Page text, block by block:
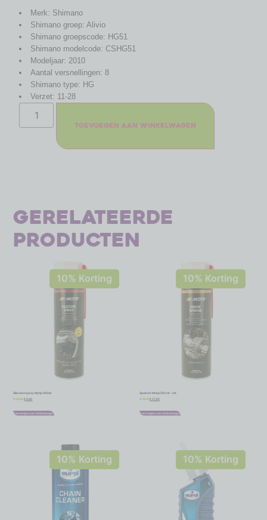
Merk: Shimano
Shimano groep: Alivio
Shimano groepscode: HG51
Shimano modelcode: CSHG51
Modeljaar: 2010
Aantal versnellingen: 8
Shimano type: HG
Verzet: 11-28
Toevoegen aan winkelwagen
Gerelateerde
producten
10% Korting
Siliconenspray Motip 400ml
€6,00 € 5,40
Toevoegen aan winkelwagen
10% Korting
Spuitvet Motip 500 ml – wit
€ 18,91 € 17,02
Toevoegen aan winkelwagen
10% Korting 10% Korting